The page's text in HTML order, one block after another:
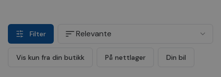
Filter Relevante
Vis kun fra din butikk På nettlager Din bil